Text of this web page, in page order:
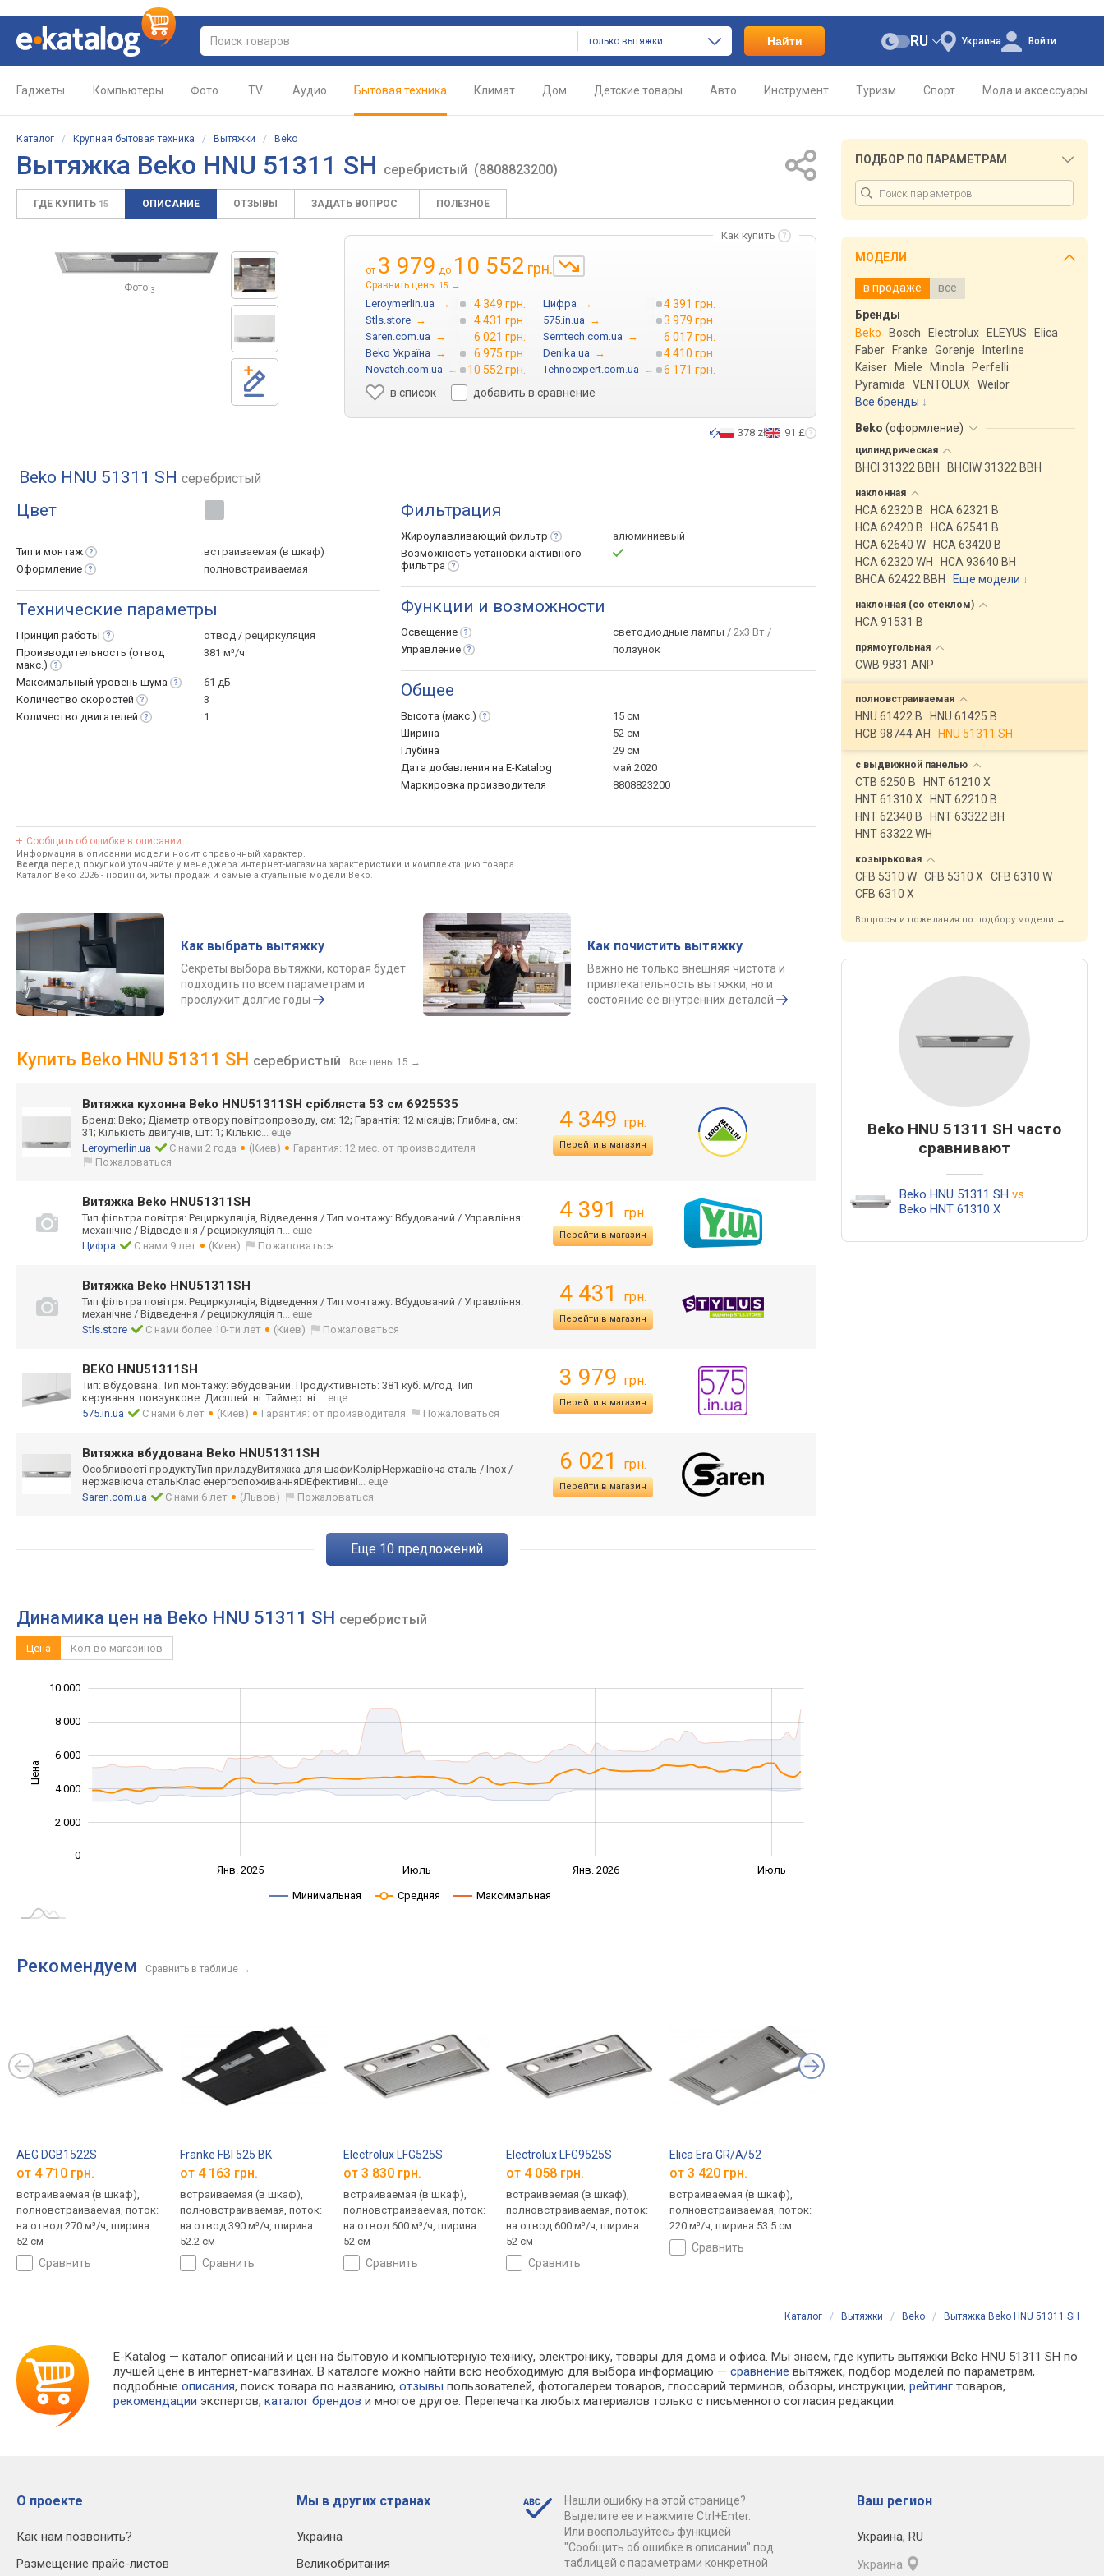
только вытяжки Найти Украина
RU Войти
Гаджеты Компьютеры Фото TV Аудио Бытовая техника Климат Дом Детские товары Авто Инструмент Туризм Спорт Мода и аксессуары
Каталог / Крупная бытовая техника / Вытяжки / Beko
Вытяжка Beko HNU 51311 SH серебристый (8808823200)
ГДЕ КУПИТЬ 15 ОПИСАНИЕ ОТЗЫВЫ ЗАДАТЬ ВОПРОС ПОЛЕЗНОЕ
Фото 3
Как купить
от 3 979 до 10 552 грн.
Сравнить цены 15 →
Leroymerlin.ua → 4 349 грн. Цифра → 4 391 грн.
Stls.store → 4 431 грн. 575.in.ua → 3 979 грн.
Saren.com.ua → 6 021 грн. Semtech.com.ua → 6 017 грн.
Beko Україна → 6 975 грн. Denika.ua → 4 410 грн.
Novateh.com.ua → 10 552 грн. Tehnoexpert.com.ua →
6 171 грн.
в список
добавить в сравнение
378 zł 91 £
Beko HNU 51311 SH серебристый
Цвет
Тип и монтаж
встраиваемая (в шкаф)
Оформление
полновстраиваемая
Технические параметры
Принцип работы
отвод / рециркуляция
Производительность (отвод
макс.)
381 м³/ч
Максимальный уровень шума
61 дБ
Количество скоростей
3
Количество двигателей 1
Фильтрация
Жироулавливающий фильтр
алюминиевый
Возможность установки активного
фильтра
Функции и возможности
Освещение светодиодные лампы / 2x3 Вт /
Управление
ползунок
Общее
Высота (макс.)
15 см
Ширина
52 см
Глубина
29 см
Дата добавления на E-Katalog
май 2020
Маркировка производителя
8808823200
Сообщить об ошибке в описании
Информация в описании модели носит справочный характер.
Всегда перед покупкой уточняйте у менеджера интернет-магазина характеристики и комплектацию товара
Каталог Beko 2026 - новинки, хиты продаж и самые актуальные модели Beko.
Как выбрать вытяжку
Секреты выбора вытяжки, которая будет
подходить по всем параметрам и
прослужит долгие годы
Как почистить вытяжку
Важно не только внешняя чистота и
привлекательность вытяжки, но и
состояние ее внутренних деталей
Купить Beko HNU 51311 SH серебристый Все цены 15 →
Витяжка кухонна Beko HNU51311SH срібляста 53 см 6925535
Бренд: Beko; Діаметр отвору повітропроводу, см: 12; Гарантія: 12 місяців; Глибина, см:
31; Кількість двигунів, шт: 1; Кількіс... еще
Leroymerlin.ua
С нами 2 года (Киев)
Гарантия: 12 мес. от производителя
Пожаловаться
4 349 грн.
Перейти в магазин
Витяжка Beko HNU51311SH
Тип фільтра повітря: Рециркуляція, Відведення / Тип монтажу: Вбудований / Управління:
механічне / Відведення / рециркуляція п... еще
Цифра
С нами 9 лет (Киев) Пожаловаться
4 391 грн.
Перейти в магазин
Витяжка Beko HNU51311SH
Тип фільтра повітря: Рециркуляція, Відведення / Тип монтажу: Вбудований / Управління:
механічне / Відведення / рециркуляція п... еще
Stls.store
С нами более 10-ти лет (Киев) Пожаловаться
4 431 грн.
Перейти в магазин
BEKO HNU51311SH
Тип: вбудована. Тип монтажу: вбудований. Продуктивність: 381 куб. м/год. Тип
керування: повзункове. Дисплей: ні. Таймер: ні.... еще
575.in.ua
С нами 6 лет (Киев) Гарантия: от производителя Пожаловаться
3 979 грн.
Перейти в магазин
Витяжка вбудована Beko HNU51311SH
Особливості продуктуТип приладуВитяжка для шафиКолірНержавіюча сталь / Inox /
нержавіюча стальКлас енергоспоживанняDЕфективні... еще
Saren.com.ua
С нами 6 лет (Львов) Пожаловаться
6 021 грн.
Перейти в магазин
eще 10предложений
Динамика цен на Beko HNU 51311 SH серебристый
Цена Кол-во магазинов
Цена
0
2 000
4 000
6 000
8 000
10 000
Янв. 2025 Июль Янв. 2026 Июль
Минимальная Средняя Максимальная
Рекомендуем Сравнить в таблице →
AEG DGB1522S
от 4 710 грн.
встраиваемая (в шкаф),
полновстраиваемая, поток:
на отвод 270 м³/ч, ширина
52 см
сравнить
Franke FBI 525 BK
от 4 163 грн.
встраиваемая (в шкаф),
полновстраиваемая, поток:
на отвод 390 м³/ч, ширина
52.2 см
сравнить
Electrolux LFG525S
от 3 830 грн.
встраиваемая (в шкаф),
полновстраиваемая, поток:
на отвод 600 м³/ч, ширина
52 см
сравнить
Electrolux LFG9525S
от 4 058 грн.
встраиваемая (в шкаф),
полновстраиваемая, поток:
на отвод 600 м³/ч, ширина
52 см
сравнить
Elica Era GR/A/52
от 3 420 грн.
встраиваемая (в шкаф),
полновстраиваемая, поток:
220 м³/ч, ширина 53.5 см
сравнить
ПОДБОР ПО ПАРАМЕТРАМ
МОДЕЛИ
в продаже все
Бренды
Beko
Bosch Electrolux ELEYUS
Elica
Faber
Franke Gorenje
Interline
Kaiser
Miele Minola
Perfelli
Pyramida
VENTOLUX
Weilor
Все бренды
Beko (оформление)
цилиндрическая
BHCI 31322 BBH BHCIW 31322 BBH
наклонная
HCA 62320 B
HCA 62321 B
HCA 62420 B
HCA 62541 B
HCA 62640 W
HCA 63420 B
HCA 62320 WH
HCA 93640 BH
BHCA 62422 BBH
Еще модели ↓
наклонная (со стеклом)
HCA 91531 B
прямоугольная
CWB 9831 ANP
полновстраиваемая
HNU 61422 B
HNU 61425 B
HCB 98744 AH
HNU 51311 SH
с выдвижной панелью
CTB 6250 B
HNT 61210 X
HNT 61310 X
HNT 62210 B
HNT 62340 B
HNT 63322 BH
HNT 63322 WH
козырьковая
CFB 5310 W CFB 5310 X
CFB 6310 W
CFB 6310 X
Вопросы и пожелания по подбору модели →
Beko HNU 51311 SH часто
сравнивают
Beko HNU 51311 SH vs
Beko HNT 61310 X
Каталог / Вытяжки / Beko / Вытяжка Beko HNU 51311 SH
E-Katalog — каталог описаний и цен на бытовую и компьютерную технику, электронику, товары для дома и офиса. Мы знаем, где купить вытяжки Beko HNU 51311 SH по
лучшей цене в интернет-магазинах. В каталоге можно найти всю необходимую для выбора информацию —сравнение вытяжек, подбор моделей по параметрам,
подробныеописания, поиск товара по названию,отзывы пользователей, фотогалереи товаров, глоссарий терминов, обзоры, инструкции,рейтинг товаров,
рекомендации экспертов,каталог брендов и многое другое. Перепечатка любых материалов только с письменного согласия редакции.
О проекте
Как нам позвонить?
Размещение прайс-листов
Мы в других странах
Украина
Великобритания
Нашли ошибку на этой странице?
Выделите ее и нажмите Ctrl+Enter.
Или воспользуйтесь функцией
"Сообщить об ошибке в описании" под
таблицей с параметрами конкретной
Ваш регион
Украина, RU
Украина